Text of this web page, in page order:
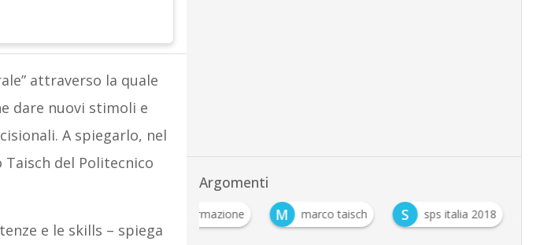
attraverso la quale
dare nuovi stimoli e
A spiegarlo, nel
del Politecnico
e le skills – spiega
Argomenti
formazione M marco taisch S sps italia 2018